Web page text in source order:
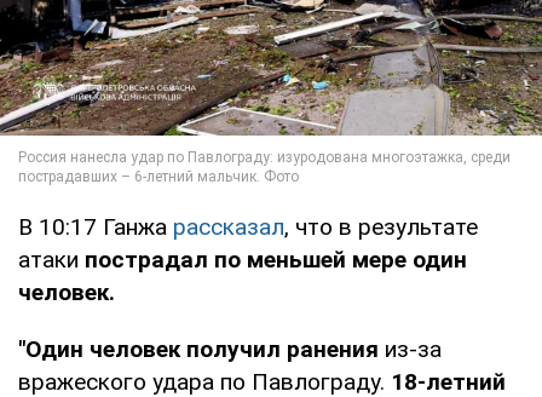
В 10:17 Ганжа рассказал, что в результате
атаки пострадал по меньшей мере один
человек.
"Один человек получил ранения из-за
вражеского удара по Павлограду. 18-летний